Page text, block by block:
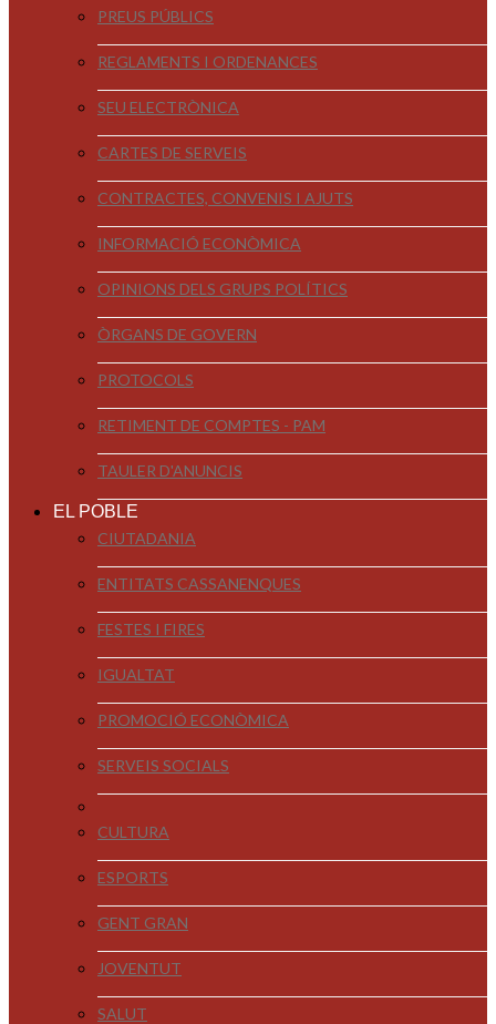
PREUS PÚBLICS
REGLAMENTS I ORDENANCES
SEU ELECTRÒNICA
CARTES DE SERVEIS
CONTRACTES, CONVENIS I AJUTS
INFORMACIÓ ECONÒMICA
OPINIONS DELS GRUPS POLÍTICS
ÒRGANS DE GOVERN
PROTOCOLS
RETIMENT DE COMPTES - PAM
TAULER D'ANUNCIS
EL POBLE
CIUTADANIA
ENTITATS CASSANENQUES
FESTES I FIRES
IGUALTAT
PROMOCIÓ ECONÒMICA
SERVEIS SOCIALS
CULTURA
ESPORTS
GENT GRAN
JOVENTUT
SALUT